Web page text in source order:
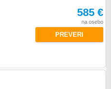
585 €
na osebo
PREVERI